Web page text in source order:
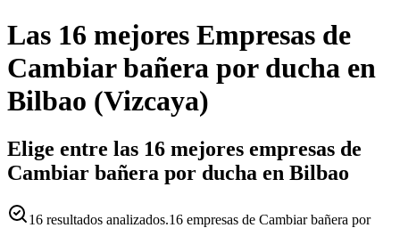
Las 16 mejores Empresas de
Cambiar bañera por ducha en
Bilbao (Vizcaya)
Elige entre las 16 mejores empresas de
Cambiar bañera por ducha en Bilbao
16 resultados analizados.16 empresas de Cambiar bañera por